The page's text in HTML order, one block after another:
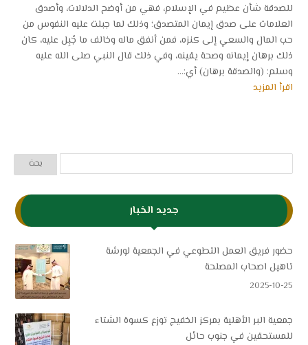
للصدقة شأن عظيم في الإسلام، فهي من أوضح الدلالات، وأصدق
العلامات على صدق إيمان المتصدق؛ وذلك لما جبلت عليه النفوس من
حب المال والسعي إلى كنزه، فمن أنفق ماله وخالف ما جُبِل عليه، كان
ذلك برهان إيمانه وصحة يقينه، وفي ذلك قال النبي صلى الله عليه
وسلم: (والصدقة برهان) أي:...
اقرأ المزيد
جديد الخبار
حضور فريق العمل التطوعي في الجمعية لورشة
تاهيل اصحاب المصلحة
2025-10-25
جمعية البر الأهلية بمركز الخفيج توزع كسوة الشتاء
للمستحقين في جنوب حائل